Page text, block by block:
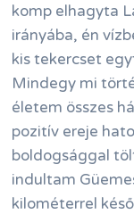
komp elhagyta
irányába, én
kis tekercset
Mindegy mi
életem összes
pozitív ereje
boldogsággal
indultam
kilométerrel